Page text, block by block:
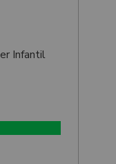
Infantil